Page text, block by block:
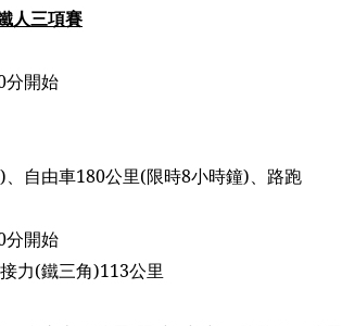
人三項賽
分開始
)、自由車180公里(限時8小時鐘)、路跑
分開始
力(鐵三角)113公里